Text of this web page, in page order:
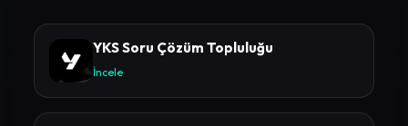
YKS Soru Çözüm Topluluğu
İncele